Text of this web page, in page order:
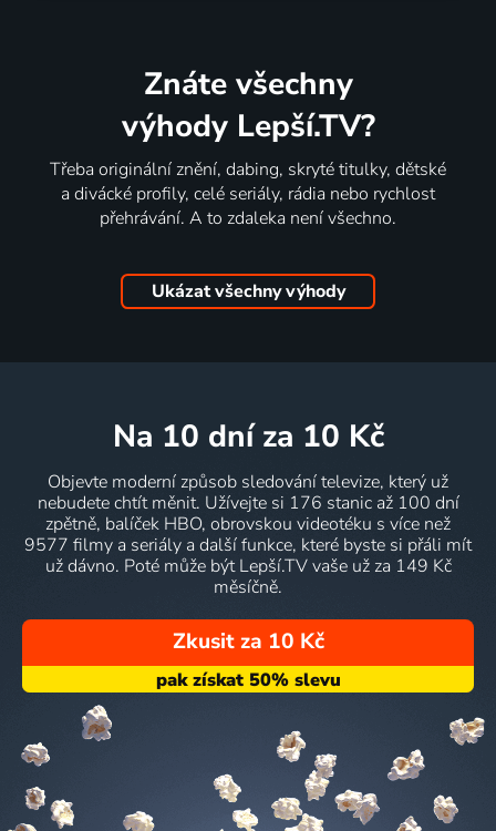
Znáte všechny
výhody Lepší.TV?
Třeba originální znění, dabing, skryté titulky, dětské
a divácké profily, celé seriály, rádia nebo rychlost
přehrávání. A to zdaleka není všechno.
Ukázat všechny výhody
na 10 dní za 10 Kč
Objevte moderní způsob sledování televize, který už
nebudete chtít měnit. Užívejte si 176 stanic až 100 dní
zpětně, balíček HBO, obrovskou videotéku s více než
9577 filmy a seriály a další funkce, které byste si přáli mít
už dávno. Poté může být Lepší.TV vaše už za 149 Kč
měsíčně.
Zkusit za 10 Kč